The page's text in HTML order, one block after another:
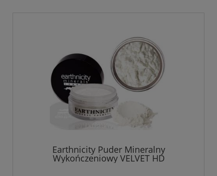
Earthnicity Puder Mineralny
Wykończeniowy VELVET HD
Transparentny